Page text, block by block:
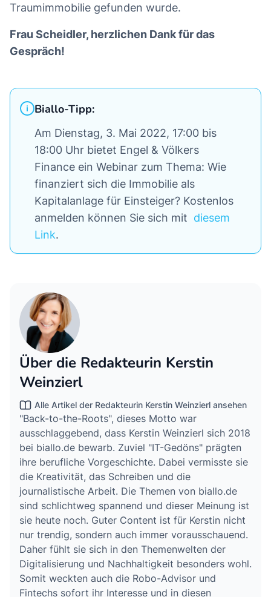
Traumimmobilie gefunden wurde.
Frau Scheidler, herzlichen Dank für das
Gespräch!
Biallo-Tipp:
Am Dienstag, 3. Mai 2022, 17:00 bis
18:00 Uhr bietet Engel & Völkers
Finance ein Webinar zum Thema: Wie
finanziert sich die Immobilie als
Kapitalanlage für Einsteiger? Kostenlos
anmelden können Sie sich mit diesem
Link.
Über die Redakteurin Kerstin
Weinzierl
Alle Artikel der Redakteurin Kerstin Weinzierl ansehen
"Back-to-the-Roots", dieses Motto war
ausschlaggebend, dass Kerstin Weinzierl sich 2018
bei biallo.de bewarb. Zuviel "IT-Gedöns" prägten
ihre berufliche Vorgeschichte. Dabei vermisste sie
die Kreativität, das Schreiben und die
journalistische Arbeit. Die Themen von biallo.de
sind schlichtweg spannend und dieser Meinung ist
sie heute noch. Guter Content ist für Kerstin nicht
nur trendig, sondern auch immer vorausschauend.
Daher fühlt sie sich in den Themenwelten der
Digitalisierung und Nachhaltigkeit besonders wohl.
Somit weckten auch die Robo-Advisor und
Fintechs sofort ihr Interesse und in diesen